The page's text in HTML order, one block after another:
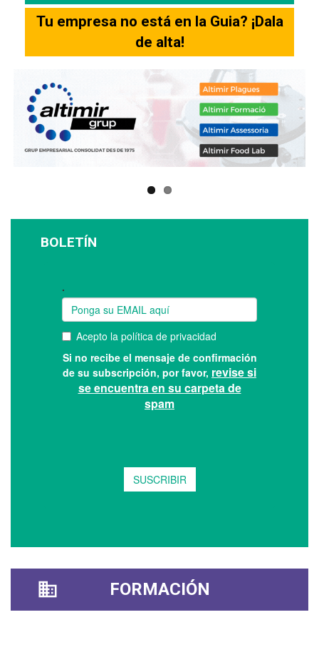
Tu empresa no está en la Guia? ¡Dala
de alta!
BOLETÍN
FORMACIÓN